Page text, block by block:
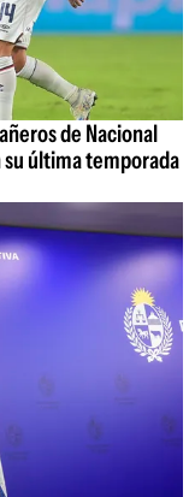
de Nacional
última temporada